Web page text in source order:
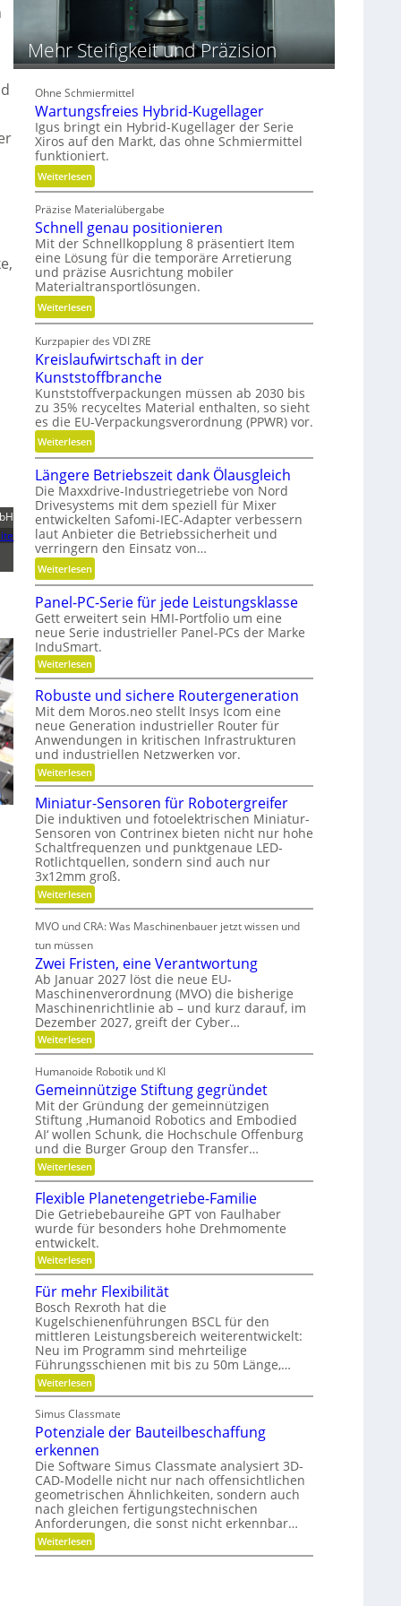
r
g
i
c
h
Mehr Steifigkeit und Präzision
Ohne Schmiermittel
Wartungsfreies Hybrid-Kugellager
Igus bringt ein Hybrid-Kugellager der Serie
Xiros auf den Markt, das ohne Schmiermittel
funktioniert.
Weiterlesen:
W
a
r
t
u
n
g
s
f
r
e
i
e
s
H
y
r
i
d
-
K
u
g
e
l
l
a
g
r
Präzise Materialübergabe
Schnell genau positionieren
Mit der Schnellkopplung 8 präsentiert Item
eine Lösung für die temporäre Arretierung
und präzise Ausrichtung mobiler
Materialtransportlösungen.
Weiterlesen:
S
c
h
n
e
l
l
g
e
n
a
u
p
o
s
i
t
i
o
n
i
e
r
e
n
Kurzpapier des VDI ZRE
Kreislaufwirtschaft in der
Kunststoffbranche
Kunststoffverpackungen müssen ab 2030 bis
zu 35% recyceltes Material enthalten, so sieht
es die EU-Verpackungsverordnung (PPWR) vor.
Weiterlesen:
K
r
e
i
s
l
a
u
f
w
i
r
t
s
c
h
a
f
t
i
n
d
e
r
K
u
n
t
s
t
o
f
f
b
r
a
n
c
h
e
Längere Betriebszeit dank Ölausgleich
Die Maxxdrive-Industriegetriebe von Nord
Drivesystems mit dem speziell für Mixer
entwickelten Safomi-IEC-Adapter verbessern
laut Anbieter die Betriebssicherheit und
verringern den Einsatz von…
Weiterlesen:
L
ä
n
g
e
r
B
e
t
r
i
e
b
s
e
i
t
d
a
n
k
Ö
l
a
u
s
l
e
i
c
h
Panel-PC-Serie für jede Leistungsklasse
Gett erweitert sein HMI-Portfolio um eine
neue Serie industrieller Panel-PCs der Marke
InduSmart.
Weiterlesen:
P
n
e
l
-
P
C
-
S
e
r
i
e
f
ü
r
j
e
d
e
e
i
s
t
u
n
g
s
k
a
s
s
e
Robuste und sichere Routergeneration
Mit dem Moros.neo stellt Insys Icom eine
neue Generation industrieller Router für
Anwendungen in kritischen Infrastrukturen
und industriellen Netzwerken vor.
Weiterlesen:
R
o
b
u
s
t
e
u
n
d
s
i
c
h
e
r
R
o
u
t
e
r
g
e
n
e
r
a
t
i
o
n
Miniatur-Sensoren für Robotergreifer
Die induktiven und fotoelektrischen Miniatur-
Sensoren von Contrinex bieten nicht nur hohe
Schaltfrequenzen und punktgenaue LED-
Rotlichtquellen, sondern sind auch nur
3x12mm groß.
Weiterlesen:
M
n
i
t
u
r
-
S
e
n
s
o
e
n
f
ü
r
R
o
b
o
e
r
g
r
e
f
e
r
MVO und CRA: Was Maschinenbauer jetzt wissen und
tun müssen
Zwei Fristen, eine Verantwortung
Ab Januar 2027 löst die neue EU-
Maschinenverordnung (MVO) die bisherige
Maschinenrichtlinie ab – und kurz darauf, im
Dezember 2027, greift der Cyber…
Weiterlesen:
Z
e
i
F
r
s
t
e
n
e
i
n
e
V
e
r
a
n
t
w
o
r
t
u
n
Humanoide Robotik und KI
Gemeinnützige Stiftung gegründet
Mit der Gründung der gemeinnützigen
Stiftung ‚Humanoid Robotics and Embodied
AI‘ wollen Schunk, die Hochschule Offenburg
und die Burger Group den Transfer…
Weiterlesen:
G
e
m
e
i
n
n
ü
t
z
i
g
e
S
t
i
f
t
n
g
g
e
g
r
ü
n
d
e
t
Flexible Planetengetriebe-Familie
Die Getriebebaureihe GPT von Faulhaber
wurde für besonders hohe Drehmomente
entwickelt.
Weiterlesen:
F
e
x
i
b
l
e
P
l
a
n
e
t
e
n
g
e
t
r
i
e
b
e
Für mehr Flexibilität
Bosch Rexroth hat die
Kugelschienenführungen BSCL für den
mittleren Leistungsbereich weiterentwickelt:
Neu im Programm sind mehrteilige
Führungsschienen mit bis zu 50m Länge,…
Weiterlesen:
F
r
m
h
r
F
l
e
x
i
b
i
Simus Classmate
Potenziale der Bauteilbeschaffung
erkennen
Die Software Simus Classmate analysiert 3D-
CAD-Modelle nicht nur nach offensichtlichen
geometrischen Ähnlichkeiten, sondern auch
nach gleichen fertigungstechnischen
Anforderungen, die sonst nicht erkennbar…
Weiterlesen:
P